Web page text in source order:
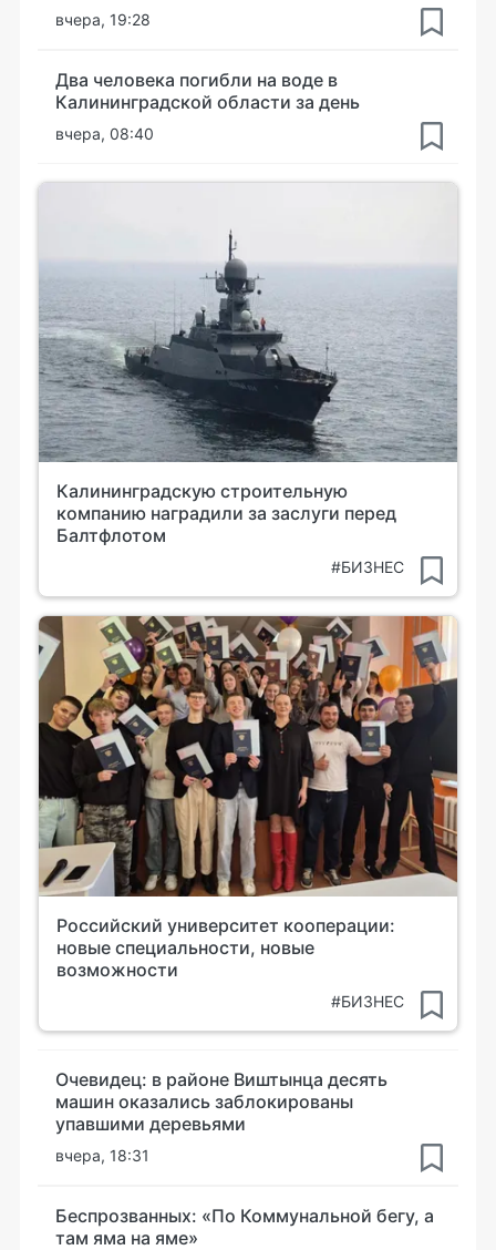
вчера, 19:28
Два человека погибли на воде в
Калининградской области за день
вчера, 08:40
Калининградскую строительную
компанию наградили за заслуги перед
Балтфлотом
#БИЗНЕС
Российский университет кооперации:
новые специальности, новые
возможности
#БИЗНЕС
Очевидец: в районе Виштынца десять
машин оказались заблокированы
упавшими деревьями
вчера, 18:31
Беспрозванных: «По Коммунальной бегу, а
там яма на яме»